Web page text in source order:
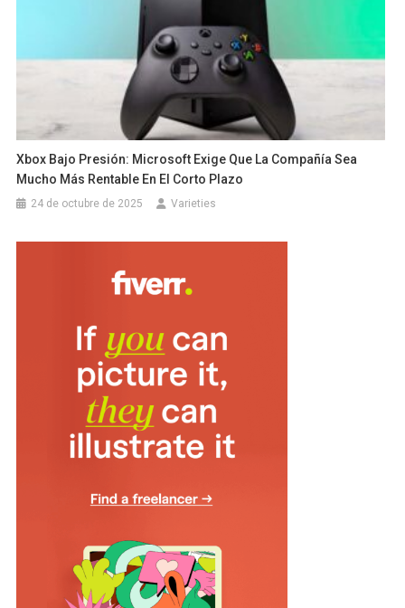
Xbox Bajo Presión: Microsoft Exige Que La Compañía Sea
Mucho Más Rentable En El Corto Plazo
24 de octubre de 2025 Varieties